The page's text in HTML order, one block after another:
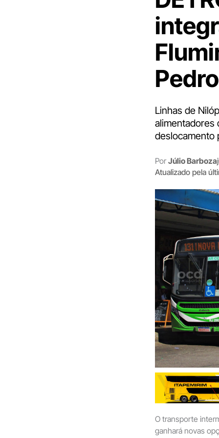
Linhas de
alimentadores
deslocamento
Por Júlio Barboza
Atualizado pela
O transporte
ganhará novas